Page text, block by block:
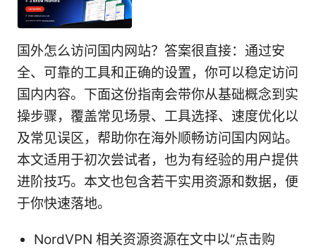
国外怎么访问国内网站？答案很直接：通过安
全、可靠的工具和正确的设置，你可以稳定访问
国内内容。下面这份指南会带你从基础概念到实
操步骤，覆盖常见场景、工具选择、速度优化以
及常见误区，帮助你在海外顺畅访问国内网站。
本文适用于初次尝试者，也为有经验的用户提供
进阶技巧。本文也包含若干实用资源和数据，便
于你快速落地。
NordVPN 相关资源资源在文中以“点击购